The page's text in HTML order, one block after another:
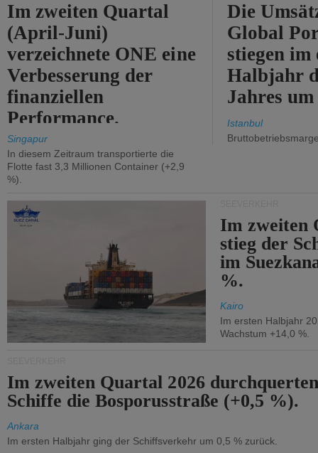
Im zweiten Quartal
(April-Juni)
verzeichnete ONE eine
Verbesserung der
finanziellen
Performance.
Singapur
In diesem Zeitraum transportierte die
Flotte fast 3,3 Millionen Container (+2,9
%).
Die
Global
stiegen im
Halbjahr
Jahres
Istanbul
Im zweiten
stieg der
im
%.
Kairo
Im ersten Halbjahr
Wachstum +14,0 %.
Im zweiten Quartal 2026
Schiffe die Bosporusstraße (+0,5 %).
Ankara
Im ersten Halbjahr ging der Schiffsverkehr um 0,5 % zurück.